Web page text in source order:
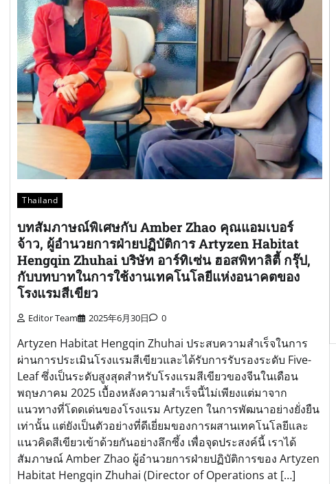
Thailand
บทสัมภาษณ์พิเศษกับ Amber Zhao คุณแอมเบอร์
จ้าว, ผู้อำนวยการฝ่ายปฏิบัติการ Artyzen Habitat
Hengqin Zhuhai บริษัท อาร์ทิเซ่น ฮอสพิทาลิตี้ กรุ๊ป,
กับบทบาทในการใช้งานเทคโนโลยีแห่งอนาคตของ
โรงแรมสีเขียว
Editor Team 2025年6月30日 0
Artyzen Habitat Hengqin Zhuhai ประสบความสำเร็จในการ
ผ่านการประเมินโรงแรมสีเขียวและได้รับการรับรองระดับ Five-
Leaf ซึ่งเป็นระดับสูงสุดสำหรับโรงแรมสีเขียวของจีนในเดือน
พฤษภาคม 2025 เบื้องหลังความสำเร็จนี้ไม่เพียงแต่มาจาก
แนวทางที่โดดเด่นของโรงแรม Artyzen ในการพัฒนาอย่างยั่งยืน
เท่านั้น แต่ยังเป็นตัวอย่างที่ดีเยี่ยมของการผสานเทคโนโลยีและ
แนวคิดสีเขียวเข้าด้วยกันอย่างลึกซึ้ง เพื่อจุดประสงค์นี้ เราได้
สัมภาษณ์ Amber Zhao ผู้อำนวยการฝ่ายปฏิบัติการของ Artyzen
Habitat Hengqin Zhuhai (Director of Operations at […]